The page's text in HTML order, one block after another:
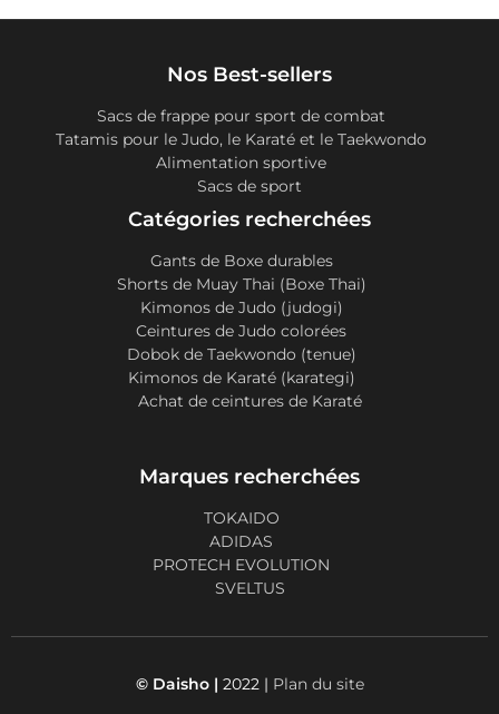
Nos Best-sellers
Sacs de frappe pour sport de combat
Tatamis pour le Judo, le Karaté et le Taekwondo
Alimentation sportive
Sacs de sport
Catégories recherchées
Gants de Boxe durables
Shorts de Muay Thai (Boxe Thai)
Kimonos de Judo (judogi)
Ceintures de Judo colorées
Dobok de Taekwondo (tenue)
Kimonos de Karaté (karategi)
Achat de ceintures de Karaté
Marques recherchées
TOKAIDO
ADIDAS
PROTECH EVOLUTION
SVELTUS
© Daisho | 2022 | Plan du site